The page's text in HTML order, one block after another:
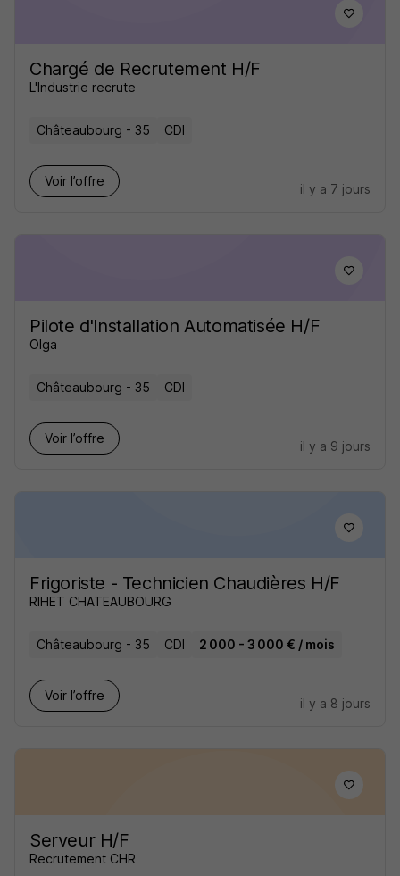
Chargé de Recrutement H/F
L'Industrie recrute
Châteaubourg - 35 CDI
Voir l’offre
il y a 7 jours
Pilote d'Installation Automatisée H/F
Olga
Châteaubourg - 35 CDI
Voir l’offre
il y a 9 jours
Frigoriste - Technicien Chaudières H/F
RIHET CHATEAUBOURG
Châteaubourg - 35 CDI 2 000 - 3 000 € / mois
Voir l’offre
il y a 8 jours
Serveur H/F
Recrutement CHR